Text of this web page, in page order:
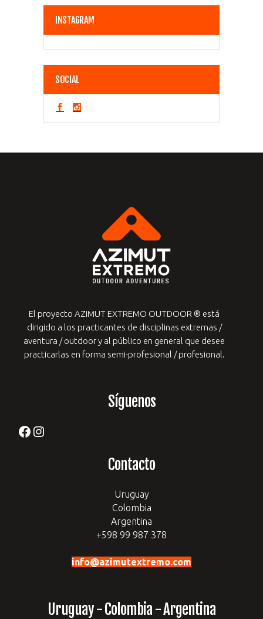
INSTAGRAM
SOCIAL
El proyecto AZIMUT EXTREMO OUTDOOR ® está
dirigido a los practicantes de disciplinas extremas /
aventura / outdoor y al público en general que desee
practicarlas en forma semi-profesional / profesional.
Síguenos
Facebook
Instagram
Contacto
Uruguay
Colombia
Argentina
+598 99 987 378
info@azimutextremo.com
Uruguay - Colombia - Argentina